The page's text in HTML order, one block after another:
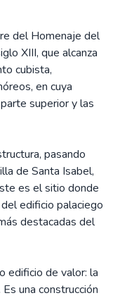
del Homenaje del
XIII, que alcanza
cubista,
en cuya
superior y las
pasando
de Santa Isabel,
es el sitio donde
edificio palaciego
destacadas del
edificio de valor: la
una construcción